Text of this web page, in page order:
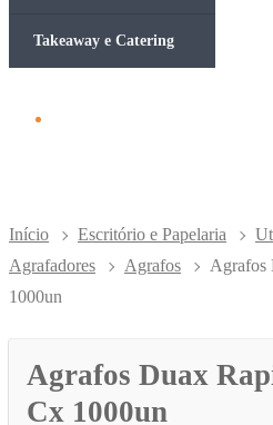
Takeaway e Catering
Início Escritório e Papelaria
Agrafadores
Agrafos
Agrafos
1000un
Agrafos Duax
Cx 1000un